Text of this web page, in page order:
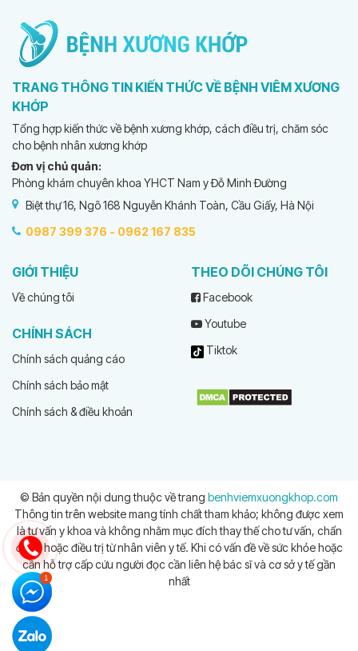
TRANG THÔNG TIN KIẾN THỨC VỀ BỆNH VIÊM XƯƠNG
KHỚP
Tổng hợp kiến thức về bệnh xương khớp, cách điều trị, chăm sóc
cho bệnh nhân xương khớp
Đơn vị chủ quản:
Phòng khám chuyên khoa YHCT Nam y Đỗ Minh Đường
Biệt thự 16, Ngõ 168 Nguyễn Khánh Toàn, Cầu Giấy, Hà Nội
0987 399 376 - 0962 167 835
GIỚI THIỆU
Về chúng tôi
CHÍNH SÁCH
Chính sách quảng cáo
Chính sách bảo mật
Chính sách & điều khoản
THEO DÕI CHÚNG TÔI
Facebook
Youtube
Tiktok
© Bản quyền nội dung thuộc về trang benhviemxuongkhop.com
Thông tin trên website mang tính chất tham khảo; không được xem
là tư vấn y khoa và không nhằm mục đích thay thế cho tư vấn, chẩn
đoán hoặc điều trị từ nhân viên y tế. Khi có vấn đề về sức khỏe hoặc
cần hỗ trợ cấp cứu người đọc cần liên hệ bác sĩ và cơ sở y tế gần
nhất